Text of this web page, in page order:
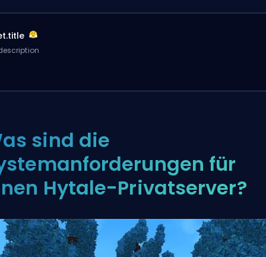
sind die
für
Hytale-Privatserver?